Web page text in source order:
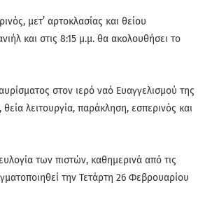
μετ’ αρτοκλασίας και θείου
και στις 8:15 μ.μ. θα ακολουθήσει το
στον ιερό ναό Ευαγγελισμού της
λειτουργία, παράκληση, εσπερινός και
των πιστών, καθημερινά από τις
την Τετάρτη 26 Φεβρουαρίου